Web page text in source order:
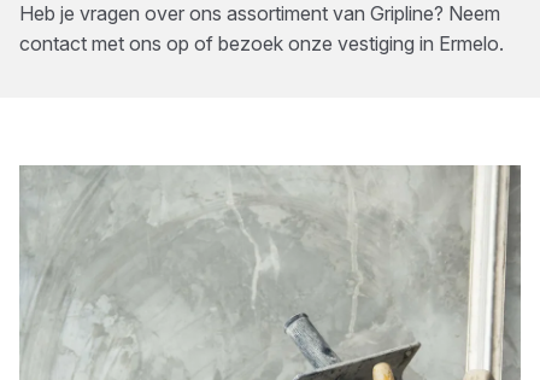
Heb je vragen over ons assortiment van Gripline? Neem
contact met ons op of bezoek onze vestiging in Ermelo.